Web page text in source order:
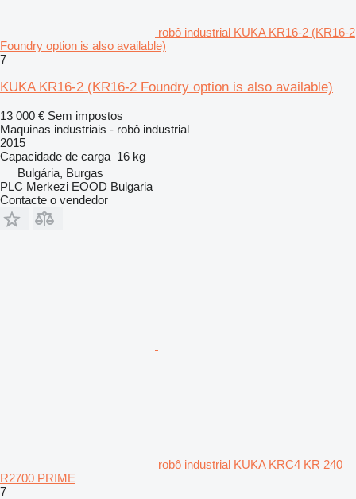
robô industrial KUKA KR16-2 (KR16-2
Foundry option is also available)
7
KUKA KR16-2 (KR16-2 Foundry option is also available)
13 000 € Sem impostos
Maquinas industriais - robô industrial
2015
Capacidade de carga 16 kg
Bulgária, Burgas
PLC Merkezi EOOD Bulgaria
Contacte o vendedor
robô industrial KUKA KRC4 KR 240
R2700 PRIME
7